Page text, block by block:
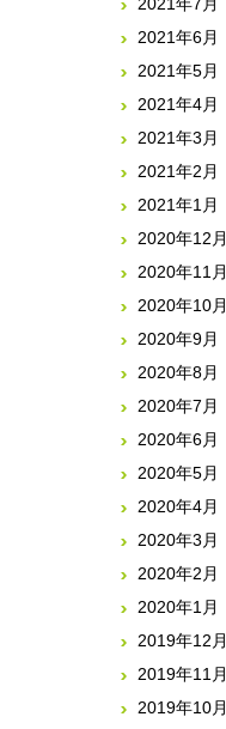
2021年6月
2021年5月
2021年4月
2021年3月
2021年2月
2021年1月
2020年12月
2020年11月
2020年10月
2020年9月
2020年8月
2020年7月
2020年6月
2020年5月
2020年4月
2020年3月
2020年2月
2020年1月
2019年12月
2019年11月
2019年10月